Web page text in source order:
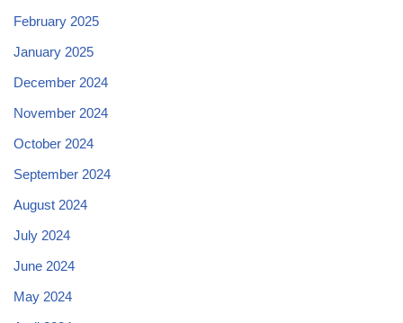
February 2025
January 2025
December 2024
November 2024
October 2024
September 2024
August 2024
July 2024
June 2024
May 2024